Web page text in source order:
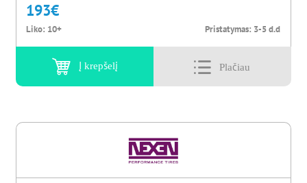
193€
Liko: 10+ Pristatymas: 3-5 d.d
Į krepšelį